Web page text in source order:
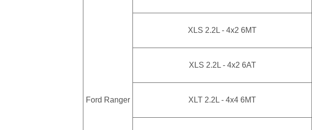
Ford Ranger
XLS 2.2L - 4x2 6MT
XLS 2.2L - 4x2 6AT
XLT 2.2L - 4x4 6MT